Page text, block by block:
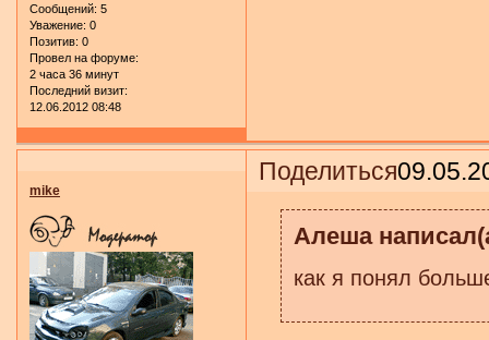
Сообщений: 5
Уважение: 0
Позитив: 0
Провел на форуме:
2 часа 36 минут
Последний визит:
12.06.2012 08:48
Поделиться
mike
Алеша
как я понял